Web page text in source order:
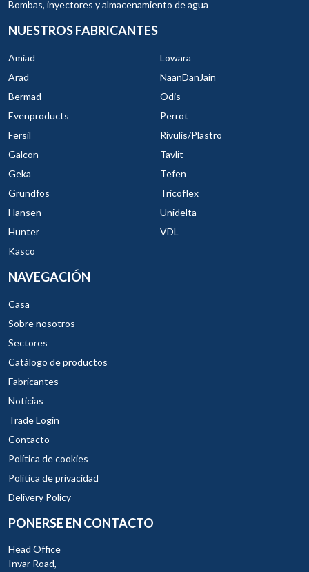
Bombas, inyectores y almacenamiento de agua
NUESTROS FABRICANTES
Amiad
Arad
Bermad
Evenproducts
Fersil
Galcon
Geka
Grundfos
Hansen
Hunter
Kasco
Lowara
NaanDanJain
Odis
Perrot
Rivulis/Plastro
Tavlit
Tefen
Tricoflex
Unidelta
VDL
NAVEGACIÓN
Casa
Sobre nosotros
Sectores
Catálogo de productos
Fabricantes
Noticias
Trade Login
Contacto
Política de cookies
Política de privacidad
Delivery Policy
PONERSE EN CONTACTO
Head Office
Invar Road,